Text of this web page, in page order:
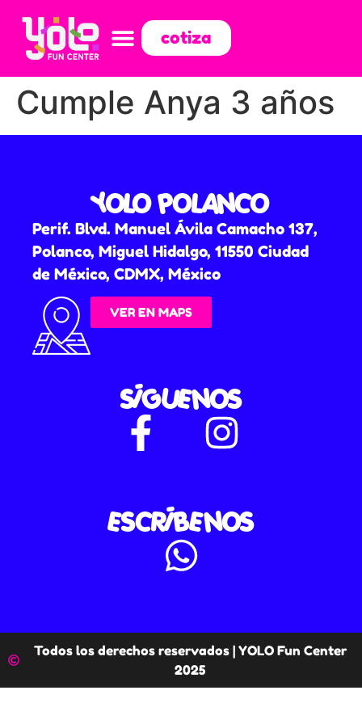
cotiza
Cumple Anya 3 años
YOLO POLANCO
Perif. Blvd. Manuel Ávila Camacho 137,
Polanco, Miguel Hidalgo, 11550 Ciudad
de México, CDMX, México
VER EN MAPS
SÍGUENOS
ESCRÍBENOS
Todos los derechos reservados | YOLO Fun Center
2025